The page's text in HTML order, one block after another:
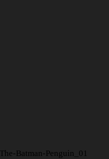
The-Batman-Penguin_01